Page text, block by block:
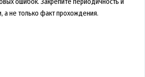
а не только факт прохождения.